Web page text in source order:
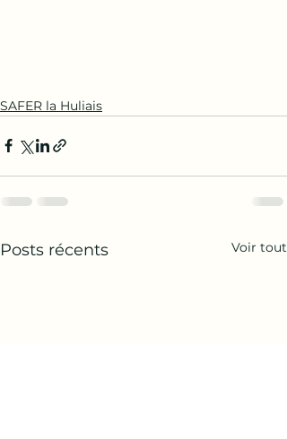
SAFER la Huliais
Posts récents Voir tout